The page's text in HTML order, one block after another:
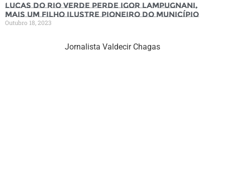
Lucas do Rio Verde perde Igor Lampugnani,
mais um filho ilustre pioneiro do município
Outubro 18, 2023
Jornalista Valdecir Chagas